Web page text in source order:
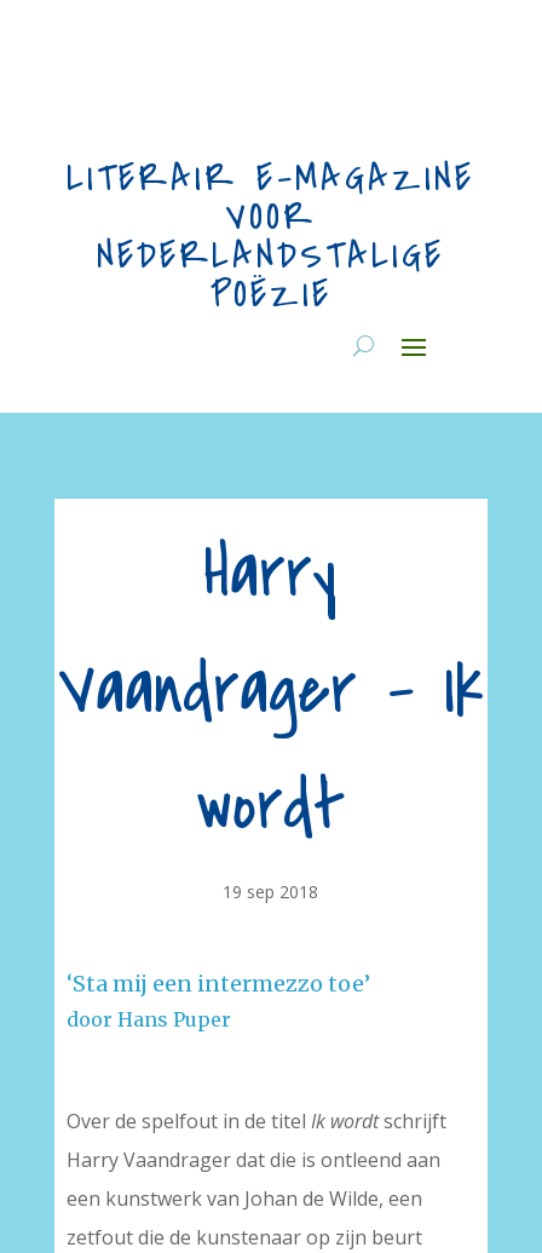
LITERAIR E-MAGAZINE
VOOR
NEDERLANDSTALIGE
POËZIE
Harry
Vaandrager – Ik
wordt
19 sep 2018
‘Sta mij een intermezzo toe’
door Hans Puper
Over de spelfout in de titel Ik wordtschrijft
Harry Vaandrager dat die is ontleend aan
een kunstwerk van Johan de Wilde, een
zetfout die de kunstenaar op zijn beurt